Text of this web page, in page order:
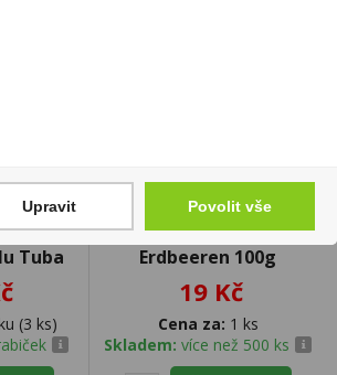
y
Tuba
(3 ks)
Haribo Primavera
Erdbeeren 100g
19 Kč
Cena za: 1 ks
Skladem: více než 500 ks
Upravit Povolit vše